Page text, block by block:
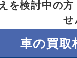
を検討中の方
せ
車の買取